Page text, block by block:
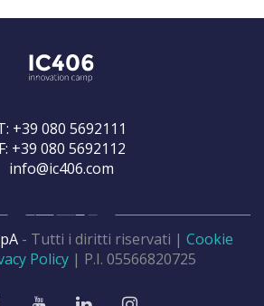
+39 080 5692111
F: +39 080 5692112
info@ic406.com
- Tutti i diritti riservati | Cookie
Policy | P.I. 05566820725